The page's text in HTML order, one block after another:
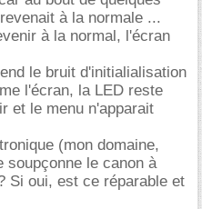
à la normale ...
à la normal, l'écran
le bruit d'initialialisation
l'écran, la LED reste
et le menu n'apparait
(mon domaine,
soupçonne le canon à
Si oui, est ce réparable et